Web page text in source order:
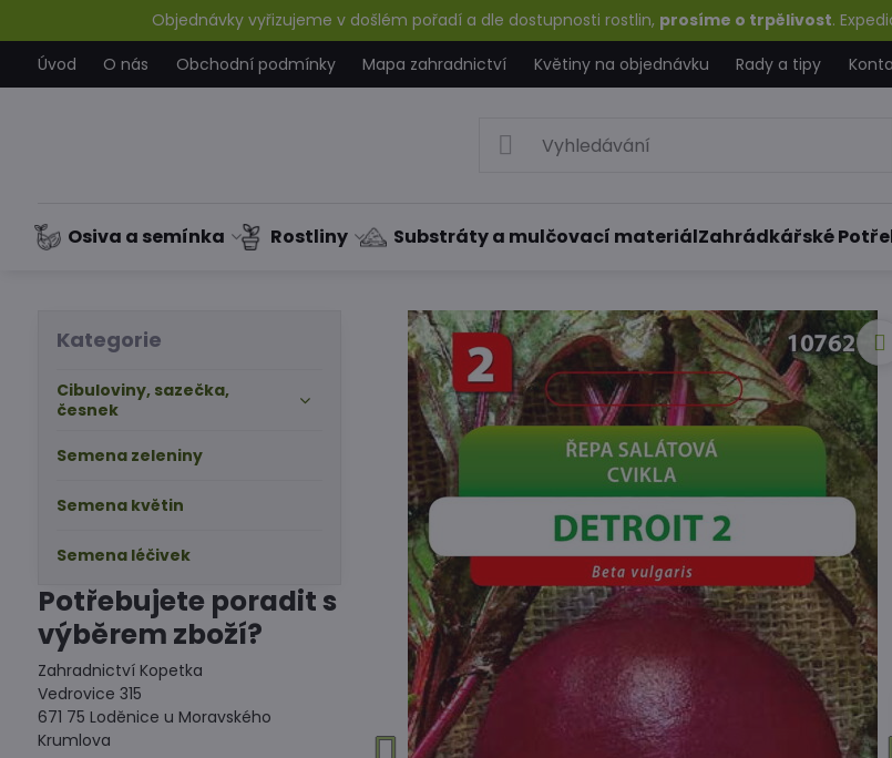
Objednávky vyřizujeme v došlém pořadí a dle dostupnosti rostlin, prosíme o trpělivost.
Úvod
O nás Obchodní podmínky Mapa zahradnictví Květiny na objednávku Rady a tipy
Osiva a semínka Rostliny Substráty a mulčovací materiálZahrádkářské
Kategorie
Cibuloviny, sazečka,
česnek
Semena zeleniny
Semena květin
Semena léčivek
Potřebujete poradit s
výběrem zboží?
Zahradnictví Kopetka
Vedrovice 315
671 75 Loděnice u Moravského
Krumlova